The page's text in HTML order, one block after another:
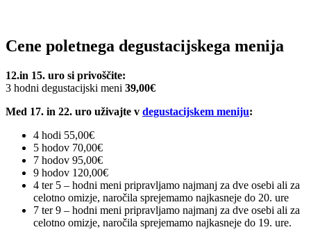
Cene poletnega degustacijskega menija
12.in 15. uro si privoščite:
3 hodni degustacijski meni 39,00€
Med 17. in 22. uro uživajte v degustacijskem meniju:
4 hodi 55,00€
5 hodov 70,00€
7 hodov 95,00€
9 hodov 120,00€
4 ter 5 – hodni meni pripravljamo najmanj za dve osebi ali za
celotno omizje, naročila sprejemamo najkasneje do 20. ure
7 ter 9 – hodni meni pripravljamo najmanj za dve osebi ali za
celotno omizje, naročila sprejemamo najkasneje do 19. ure.